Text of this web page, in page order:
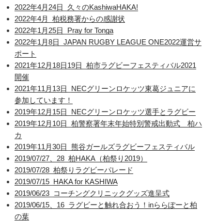
2022年4月24日_久々のKashiwaHAKA!
2022年4月_柏税務署からの感謝状
2022年1月25日_Pray for Tonga
2022年1月8日_JAPAN RUGBY LEAGUE ONE2022運営サ
ポート
2021年12月18日19日_柏市ラグビーフェスティバル2021
開催
2021年11月13日_NECグリーンロケッツ東葛ジュニアに
参加しています！
2019年12月15日_NECグリーンロケッツ選手とラグビー
2019年12月10日_柏警察署年末年始特別警戒出動式 柏ハ
カ
2019年11月30日_熊谷ガールズラグビーフェスティバル
2019/07/27、28_柏HAKA（柏祭り2019）
2019/07/28_柏祭りラグビーパレード
2019/07/15_HAKA for KASHIWA
2019/06/23_コーチングクリニックグッズ進呈式
2019/06/15、16_ラグビーと触れ合おう！inららぽーと柏
の葉